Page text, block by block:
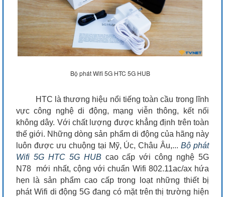
Bộ phát Wifi 5G HTC 5G HUB
HTC là thương hiệu nổi tiếng toàn cầu trong lĩnh
vực công nghệ di động, mạng viễn thông, kết nối
không dây. Với chất lượng được khẳng định trên toàn
thế giới. Những dòng sản phẩm di động của hãng này
luôn được ưu chuộng tại Mỹ, Úc, Châu Âu,...Bộ phát
Wifi 5G HTC 5G HUB cao cấp với công nghệ 5G
N78 mới nhất, cộng với chuẩn Wifi 802.11ac/ax hứa
hẹn là sản phẩm cao cấp trong loạt những thiết bị
phát Wifi di động 5G đang có mặt trên thị trường hiện